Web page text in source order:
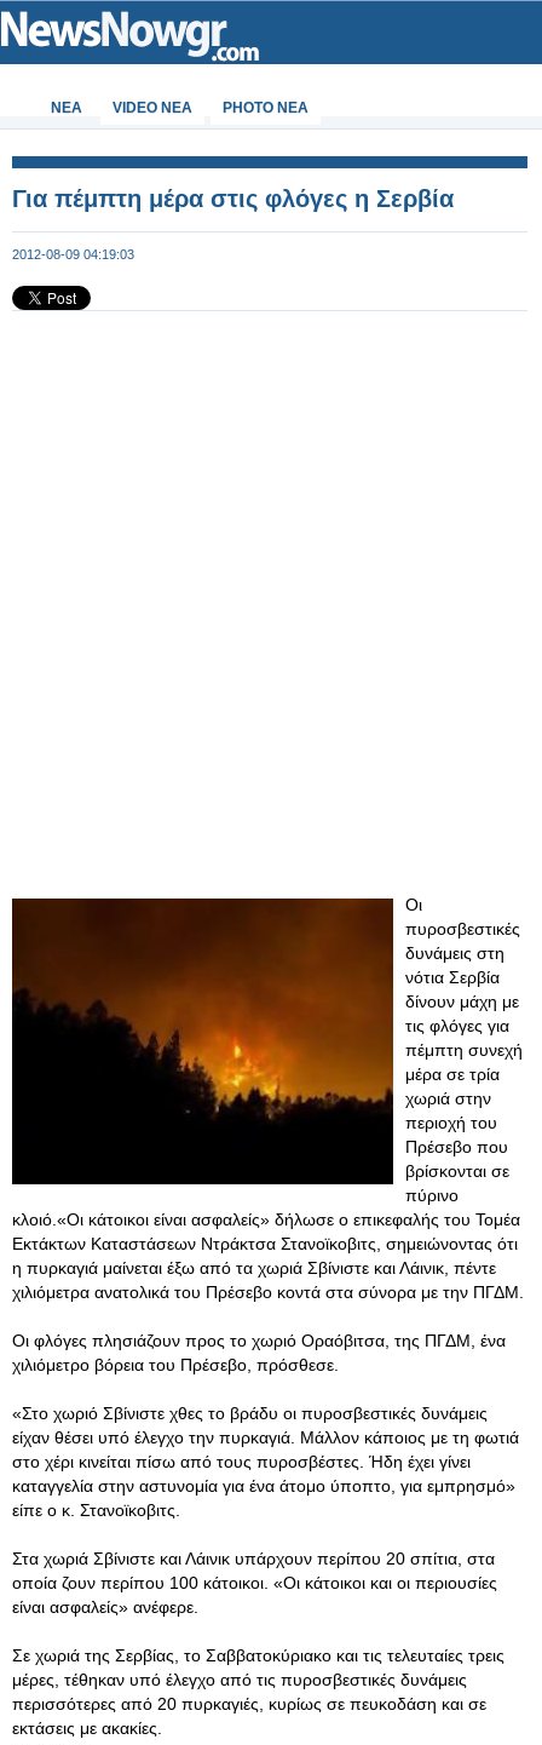
ΝΕΑ VIDEO NEA PHOTO NEA
Για πέμπτη μέρα στις φλόγες η Σερβία
2012-08-09 04:19:03
Οι
πυροσβεστικές
δυνάμεις στη
νότια Σερβία
δίνουν μάχη με
τις φλόγες για
πέμπτη συνεχή
μέρα σε τρία
χωριά στην
περιοχή του
Πρέσεβο που
βρίσκονται σε
πύρινο
κλοιό.«Οι κάτοικοι είναι ασφαλείς» δήλωσε ο επικεφαλής του Τομέα
Εκτάκτων Καταστάσεων Ντράκτσα Στανοϊκοβιτς, σημειώνοντας ότι
η πυρκαγιά μαίνεται έξω από τα χωριά Σβίνιστε και Λάινικ, πέντε
χιλιόμετρα ανατολικά του Πρέσεβο κοντά στα σύνορα με την ΠΓΔΜ.
Οι φλόγες πλησιάζουν προς το χωριό Οραόβιτσα, της ΠΓΔΜ, ένα
χιλιόμετρο βόρεια του Πρέσεβο, πρόσθεσε.
«Στο χωριό Σβίνιστε χθες το βράδυ οι πυροσβεστικές δυνάμεις
είχαν θέσει υπό έλεγχο την πυρκαγιά. Μάλλον κάποιος με τη φωτιά
στο χέρι κινείται πίσω από τους πυροσβέστες. Ήδη έχει γίνει
καταγγελία στην αστυνομία για ένα άτομο ύποπτο, για εμπρησμό»
είπε ο κ. Στανοϊκοβιτς.
Στα χωριά Σβίνιστε και Λάινικ υπάρχουν περίπου 20 σπίτια, στα
οποία ζουν περίπου 100 κάτοικοι. «Οι κάτοικοι και οι περιουσίες
είναι ασφαλείς» ανέφερε.
Σε χωριά της Σερβίας, το Σαββατοκύριακο και τις τελευταίες τρεις
μέρες, τέθηκαν υπό έλεγχο από τις πυροσβεστικές δυνάμεις
περισσότερες από 20 πυρκαγιές, κυρίως σε πευκοδάση και σε
εκτάσεις με ακακίες.